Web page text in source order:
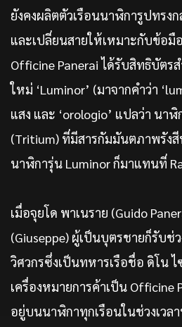
ยังคงผลิตตัวเรือนนาฬิการูปทรง
และเปลี่ยนสายให้เหมาะกับข้อมื
Officine Panerai ได้รับสิทธิบัตร
ใหม่ ‘Luminor’ (มาจากคำว่า
แสง และ ‘orologio’ แปลว่า นา
(Tritium) ที่มีสารกัมมันตภาพรังสี
นาฬิการุ่น Luminor ก็มาแทนที่
เมื่อจุยโด พาเนราย (Guido
(Giuseppe) ผู้เป็นบุตรชายก็รับช่
วิศวกรซึ่งเป็นทหารเรือชื่อ ดิโน
เครื่องหมายการค้าเป็น Officine
อยู่บนนาฬิกาทุกเรือนในช่วงเว